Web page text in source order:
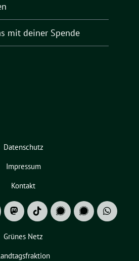
mit deiner Spende
Datenschutz
Impressum
Kontakt
Grünes Netz